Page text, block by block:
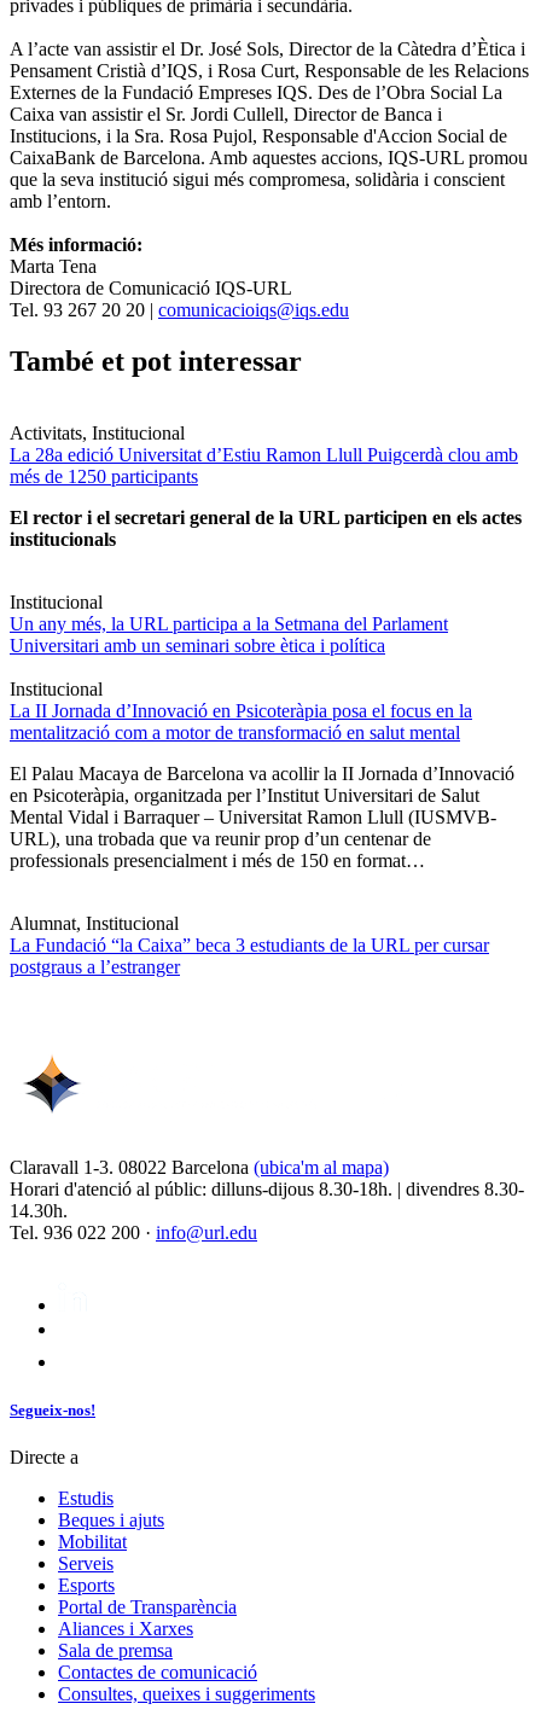
privades i públiques de primària i secundària.
A l’acte van assistir el Dr. José Sols, Director de la Càtedra d’Ètica i
Pensament Cristià d’IQS, i Rosa Curt, Responsable de les Relacions
Externes de la Fundació Empreses IQS. Des de l’Obra Social La
Caixa van assistir el Sr. Jordi Cullell, Director de Banca i
Institucions, i la Sra. Rosa Pujol, Responsable d'Accion Social de
CaixaBank de Barcelona. Amb aquestes accions, IQS-URL promou
que la seva institució sigui més compromesa, solidària i conscient
amb l’entorn.
Més informació:
Marta Tena
Directora de Comunicació IQS-URL
Tel. 93 267 20 20 | comunicacioiqs@iqs.edu
També et pot interessar
Activitats, Institucional
La 28a edició Universitat d’Estiu Ramon Llull Puigcerdà clou amb
més de 1250 participants
El rector i el secretari general de la URL participen en els actes
institucionals
Institucional
Un any més, la URL participa a la Setmana del Parlament
Universitari amb un seminari sobre ètica i política
Institucional
La II Jornada d’Innovació en Psicoteràpia posa el focus en la
mentalització com a motor de transformació en salut mental
El Palau Macaya de Barcelona va acollir la II Jornada d’Innovació
en Psicoteràpia, organitzada per l’Institut Universitari de Salut
Mental Vidal i Barraquer – Universitat Ramon Llull (IUSMVB-
URL), una trobada que va reunir prop d’un centenar de
professionals presencialment i més de 150 en format…
Alumnat, Institucional
La Fundació “la Caixa” beca 3 estudiants de la URL per cursar
postgraus a l’estranger
Claravall 1-3. 08022 Barcelona (ubica'm al mapa)
Horari d'atenció al públic: dilluns-dijous 8.30-18h. | divendres 8.30-
14.30h.
Tel. 936 022 200 · info@url.edu
Segueix-nos!
Directe a
Estudis
Beques i ajuts
Mobilitat
Serveis
Esports
Portal de Transparència
Aliances i Xarxes
Sala de premsa
Contactes de comunicació
Consultes, queixes i suggeriments